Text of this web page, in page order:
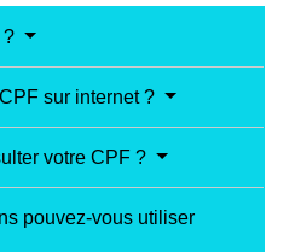
?
sur internet ?
votre CPF ?
pouvez-vous utiliser